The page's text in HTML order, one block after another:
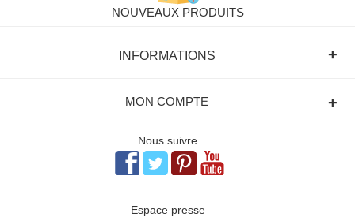
NOUVEAUX PRODUITS
+
INFORMATIONS
+
MON COMPTE
Nous suivre
Espace presse